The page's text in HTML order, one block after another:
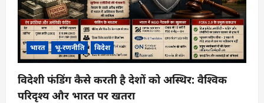
भारत भू-रणनीति विदेश
विदेशी फंडिंग कैसे करती है देशों को अस्थिर: वैश्विक
परिदृश्य और भारत पर खतरा